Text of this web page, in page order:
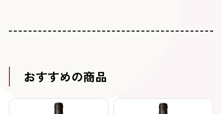
おすすめの商品